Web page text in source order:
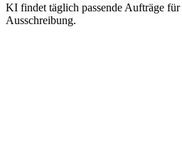
KI findet täglich passende Aufträge für
Ausschreibung.